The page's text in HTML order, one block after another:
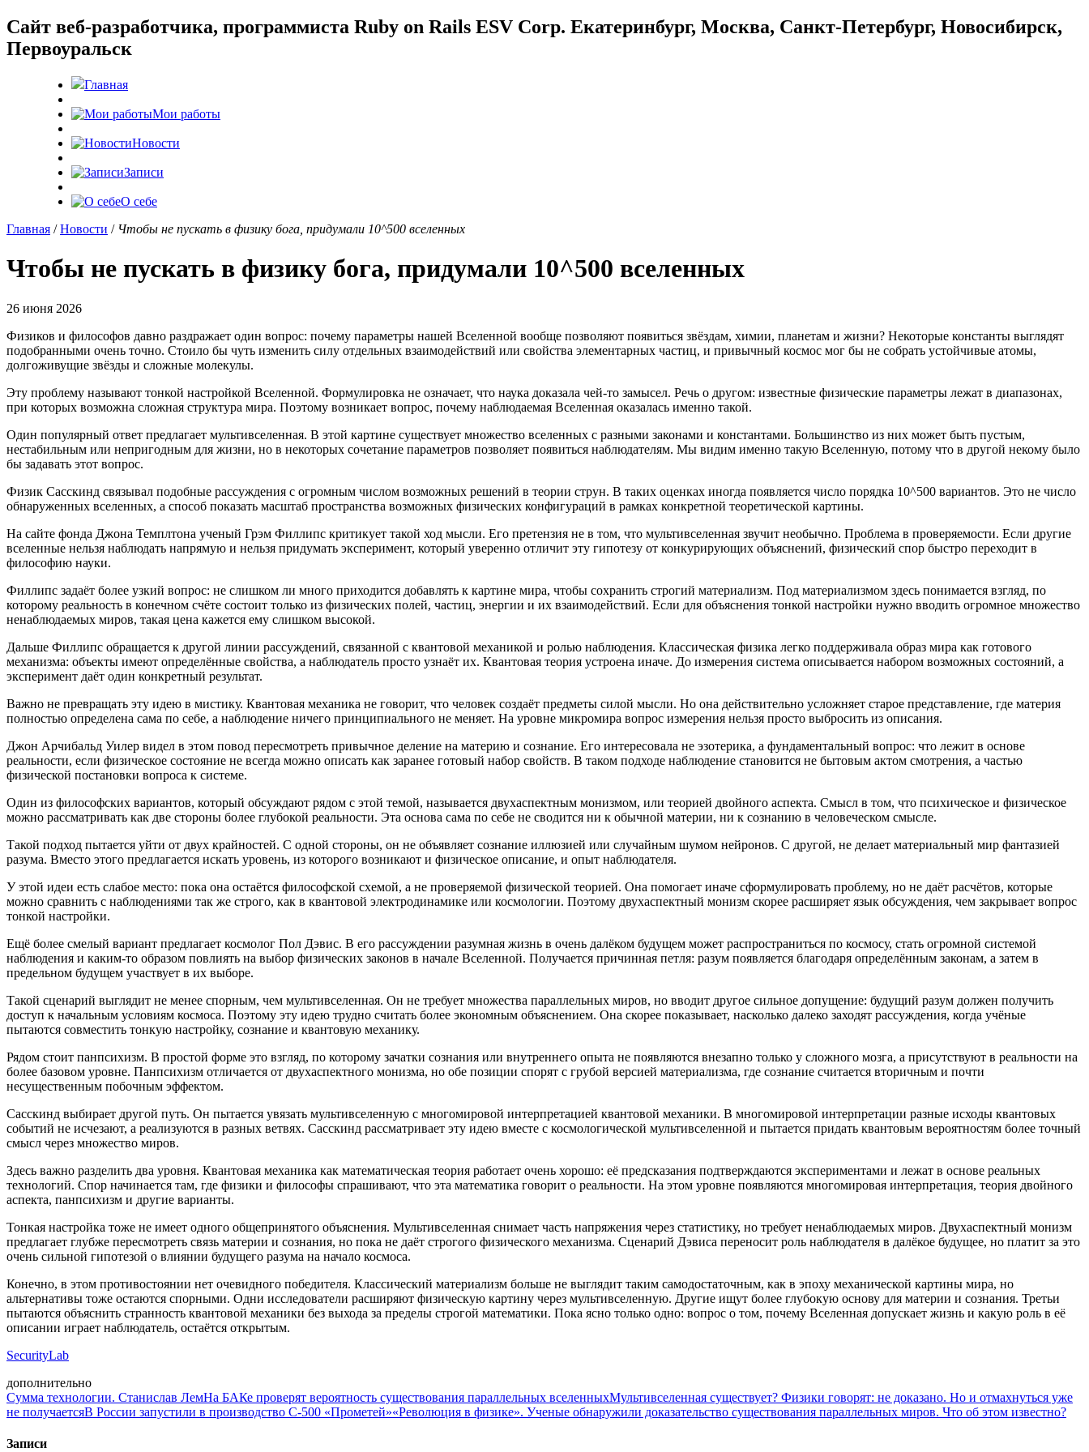
Cайт веб-разработчика, программиста Ruby on Rails ESV Corp. Екатеринбург, Москва, Санкт-Петербург, Новосибирск,
Первоуральск
Главная
Мои работы
Новости
Записи
О себе
Главная /Новости / Чтобы не пускать в физику бога, придумали 10^500 вселенных
Чтобы не пускать в физику бога, придумали 10^500 вселенных
26 июня 2026
Физиков и философов давно раздражает один вопрос: почему параметры нашей Вселенной вообще позволяют появиться звёздам, химии, планетам и жизни? Некоторые константы выглядят
подобранными очень точно. Стоило бы чуть изменить силу отдельных взаимодействий или свойства элементарных частиц, и привычный космос мог бы не собрать устойчивые атомы,
долгоживущие звёзды и сложные молекулы.
Эту проблему называют тонкой настройкой Вселенной. Формулировка не означает, что наука доказала чей-то замысел. Речь о другом: известные физические параметры лежат в диапазонах,
при которых возможна сложная структура мира. Поэтому возникает вопрос, почему наблюдаемая Вселенная оказалась именно такой.
Один популярный ответ предлагает мультивселенная. В этой картине существует множество вселенных с разными законами и константами. Большинство из них может быть пустым,
нестабильным или непригодным для жизни, но в некоторых сочетание параметров позволяет появиться наблюдателям. Мы видим именно такую Вселенную, потому что в другой некому было
бы задавать этот вопрос.
Физик Сасскинд связывал подобные рассуждения с огромным числом возможных решений в теории струн. В таких оценках иногда появляется число порядка 10^500 вариантов. Это не число
обнаруженных вселенных, а способ показать масштаб пространства возможных физических конфигураций в рамках конкретной теоретической картины.
На сайте фонда Джона Темплтона ученый Грэм Филлипс критикует такой ход мысли. Его претензия не в том, что мультивселенная звучит необычно. Проблема в проверяемости. Если другие
вселенные нельзя наблюдать напрямую и нельзя придумать эксперимент, который уверенно отличит эту гипотезу от конкурирующих объяснений, физический спор быстро переходит в
философию науки.
Филлипс задаёт более узкий вопрос: не слишком ли много приходится добавлять к картине мира, чтобы сохранить строгий материализм. Под материализмом здесь понимается взгляд, по
которому реальность в конечном счёте состоит только из физических полей, частиц, энергии и их взаимодействий. Если для объяснения тонкой настройки нужно вводить огромное множество
ненаблюдаемых миров, такая цена кажется ему слишком высокой.
Дальше Филлипс обращается к другой линии рассуждений, связанной с квантовой механикой и ролью наблюдения. Классическая физика легко поддерживала образ мира как готового
механизма: объекты имеют определённые свойства, а наблюдатель просто узнаёт их. Квантовая теория устроена иначе. До измерения система описывается набором возможных состояний, а
эксперимент даёт один конкретный результат.
Важно не превращать эту идею в мистику. Квантовая механика не говорит, что человек создаёт предметы силой мысли. Но она действительно усложняет старое представление, где материя
полностью определена сама по себе, а наблюдение ничего принципиального не меняет. На уровне микромира вопрос измерения нельзя просто выбросить из описания.
Джон Арчибальд Уилер видел в этом повод пересмотреть привычное деление на материю и сознание. Его интересовала не эзотерика, а фундаментальный вопрос: что лежит в основе
реальности, если физическое состояние не всегда можно описать как заранее готовый набор свойств. В таком подходе наблюдение становится не бытовым актом смотрения, а частью
физической постановки вопроса к системе.
Один из философских вариантов, который обсуждают рядом с этой темой, называется двухаспектным монизмом, или теорией двойного аспекта. Смысл в том, что психическое и физическое
можно рассматривать как две стороны более глубокой реальности. Эта основа сама по себе не сводится ни к обычной материи, ни к сознанию в человеческом смысле.
Такой подход пытается уйти от двух крайностей. С одной стороны, он не объявляет сознание иллюзией или случайным шумом нейронов. С другой, не делает материальный мир фантазией
разума. Вместо этого предлагается искать уровень, из которого возникают и физическое описание, и опыт наблюдателя.
У этой идеи есть слабое место: пока она остаётся философской схемой, а не проверяемой физической теорией. Она помогает иначе сформулировать проблему, но не даёт расчётов, которые
можно сравнить с наблюдениями так же строго, как в квантовой электродинамике или космологии. Поэтому двухаспектный монизм скорее расширяет язык обсуждения, чем закрывает вопрос
тонкой настройки.
Ещё более смелый вариант предлагает космолог Пол Дэвис. В его рассуждении разумная жизнь в очень далёком будущем может распространиться по космосу, стать огромной системой
наблюдения и каким-то образом повлиять на выбор физических законов в начале Вселенной. Получается причинная петля: разум появляется благодаря определённым законам, а затем в
предельном будущем участвует в их выборе.
Такой сценарий выглядит не менее спорным, чем мультивселенная. Он не требует множества параллельных миров, но вводит другое сильное допущение: будущий разум должен получить
доступ к начальным условиям космоса. Поэтому эту идею трудно считать более экономным объяснением. Она скорее показывает, насколько далеко заходят рассуждения, когда учёные
пытаются совместить тонкую настройку, сознание и квантовую механику.
Рядом стоит панпсихизм. В простой форме это взгляд, по которому зачатки сознания или внутреннего опыта не появляются внезапно только у сложного мозга, а присутствуют в реальности на
более базовом уровне. Панпсихизм отличается от двухаспектного монизма, но обе позиции спорят с грубой версией материализма, где сознание считается вторичным и почти
несущественным побочным эффектом.
Сасскинд выбирает другой путь. Он пытается увязать мультивселенную с многомировой интерпретацией квантовой механики. В многомировой интерпретации разные исходы квантовых
событий не исчезают, а реализуются в разных ветвях. Сасскинд рассматривает эту идею вместе с космологической мультивселенной и пытается придать квантовым вероятностям более точный
смысл через множество миров.
Здесь важно разделить два уровня. Квантовая механика как математическая теория работает очень хорошо: её предсказания подтверждаются экспериментами и лежат в основе реальных
технологий. Спор начинается там, где физики и философы спрашивают, что эта математика говорит о реальности. На этом уровне появляются многомировая интерпретация, теория двойного
аспекта, панпсихизм и другие варианты.
Тонкая настройка тоже не имеет одного общепринятого объяснения. Мультивселенная снимает часть напряжения через статистику, но требует ненаблюдаемых миров. Двухаспектный монизм
предлагает глубже пересмотреть связь материи и сознания, но пока не даёт строгого физического механизма. Сценарий Дэвиса переносит роль наблюдателя в далёкое будущее, но платит за это
очень сильной гипотезой о влиянии будущего разума на начало космоса.
Конечно, в этом противостоянии нет очевидного победителя. Классический материализм больше не выглядит таким самодостаточным, как в эпоху механической картины мира, но
альтернативы тоже остаются спорными. Одни исследователи расширяют физическую картину через мультивселенную. Другие ищут более глубокую основу для материи и сознания. Третьи
пытаются объяснить странность квантовой механики без выхода за пределы строгой математики. Пока ясно только одно: вопрос о том, почему Вселенная допускает жизнь и какую роль в её
описании играет наблюдатель, остаётся открытым.
SecurityLab
дополнительно
Сумма технологии. Станислав ЛемНа БАКе проверят вероятность существования параллельных вселенныхМультивселенная существует? Физики говорят: не доказано. Но и отмахнуться уже
не получаетсяВ России запустили в производство С-500 «Прометей»«Революция в физике». Ученые обнаружили доказательство существования параллельных миров. Что об этом известно?
Записи